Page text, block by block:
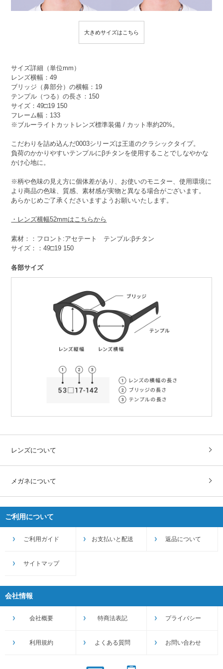
大きめサイズはこちら
サイズ詳細（単位mm）
レンズ横幅：49
ブリッジ（鼻部分）の横幅：19
テンプル（つる）の長さ：150
サイズ：49□19 150
フレーム幅：133
※ブルーライトカットレンズ標準装備 / カット率約20%。
こだわりを詰め込んだ0003シリーズは王道のクラシックタイプ。
負荷のかかりやすいテンプルにβチタンを使用することでしなやかな
かけ心地に。
※柄や色味の見え方に個体差があり、お使いのモニター、使用環境に
より商品の色味、質感、素材感が実物と異なる場合がございます。
あらかじめご了承くださいますようお願いいたします。
・レンズ横幅52mmはこちらから
素材：：フロント:アセテート テンプル:βチタン
サイズ：：49□19 150
各部サイズ
レンズについて
メガネについて
ご利用について
ご利用ガイド お支払いと配送 返品について
サイトマップ
会社情報
会社概要 特商法表記 プライバシー
利用規約 よくある質問 お問い合わせ